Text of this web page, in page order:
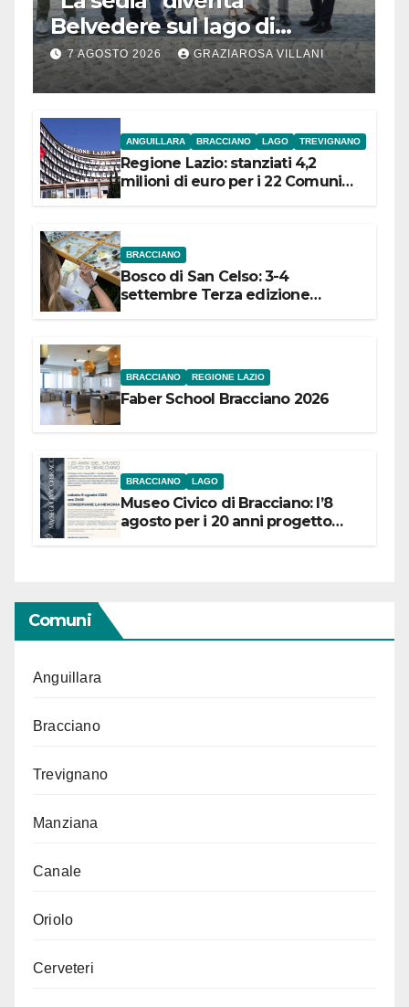
Belvedere sul lago di
Bracciano: ieri
l’inaugurazione
7 AGOSTO 2026 GRAZIAROSA VILLANI
ANGUILLARA BRACCIANO LAGO TREVIGNANO
Regione Lazio: stanziati 4,2
milioni di euro per i 22 Comuni
BRACCIANO
Bosco di San Celso: 3-4
settembre Terza edizione
BRACCIANO REGIONE LAZIO
Faber School Bracciano 2026
BRACCIANO LAGO
Museo Civico di Bracciano: l’8
agosto per i 20 anni progetto
Comuni
Anguillara
Bracciano
Trevignano
Manziana
Canale
Oriolo
Cerveteri